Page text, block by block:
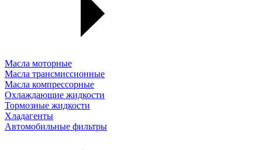
Масла моторные
Масла трансмиссионные
Масла компрессорные
Охлаждающие жидкости
Тормозные жидкости
Хладагенты
Автомобильные фильтры